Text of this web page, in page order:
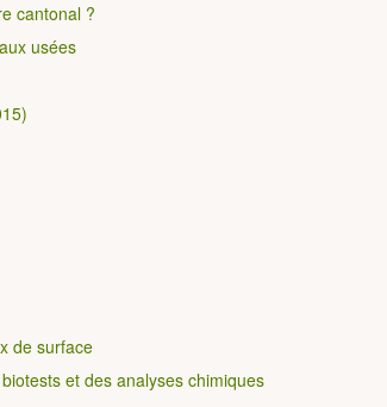
cantonal ?
usées
de surface
et des analyses chimiques